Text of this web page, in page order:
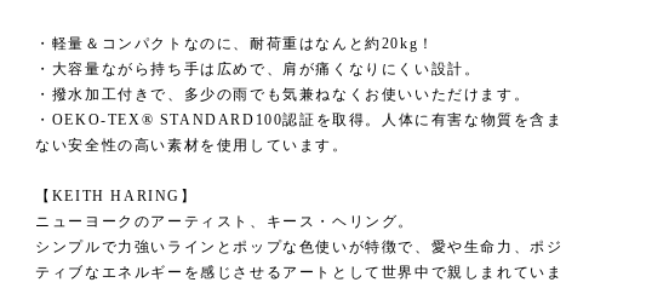
・軽量＆コンパクトなのに、耐荷重はなんと約20kg！
・大容量ながら持ち手は広めで、肩が痛くなりにくい設計。
・撥水加工付きで、多少の雨でも気兼ねなくお使いいただけます。
・OEKO-TEX® STANDARD100認証を取得。人体に有害な物質を含ま
ない安全性の高い素材を使用しています。
【KEITH HARING】
ニューヨークのアーティスト、キース・ヘリング。
シンプルで力強いラインとポップな色使いが特徴で、愛や生命力、ポジ
ティブなエネルギーを感じさせるアートとして世界中で親しまれていま